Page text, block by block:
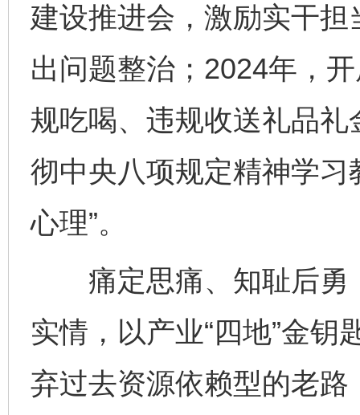
建设推进会，激励实干
出问题整治；2024年，
规吃喝、违规收送礼品
彻中央八项规定精神学习
心理”。
痛定思痛、知耻后勇
实情，以产业“四地”金
弃过去资源依赖型的老路